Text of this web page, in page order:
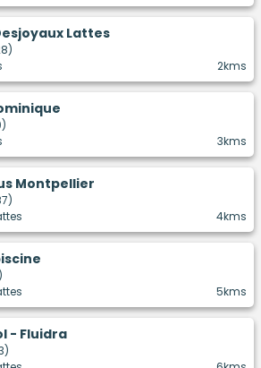
Lattes
2kms
3kms
Montpellier
4kms
5kms
- Fluidra